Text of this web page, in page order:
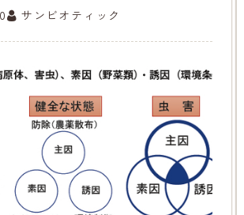
サンビオティック